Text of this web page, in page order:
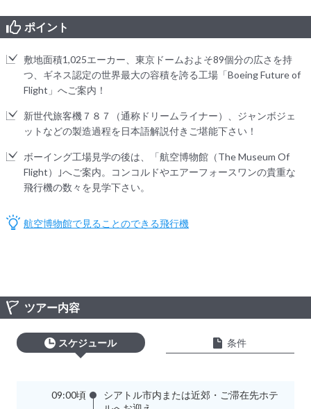
ポイント
敷地面積1,025エーカー、東京ドームおよそ89個分の広さを持
つ、ギネス認定の世界最大の容積を誇る工場「Boeing Future of
Flight」へご案内！
新世代旅客機７８７（通称ドリームライナー）、ジャンボジェ
ットなどの製造過程を日本語解説付きご堪能下さい！
ボーイング工場見学の後は、「航空博物館（The Museum Of
Flight）｣へご案内。コンコルドやエアーフォースワンの貴重な
飛行機の数々を見学下さい。
航空博物館で見ることのできる飛行機
ツアー内容
スケジュール 条件
09:00頃
シアトル市内または近郊・ご滞在先ホテ